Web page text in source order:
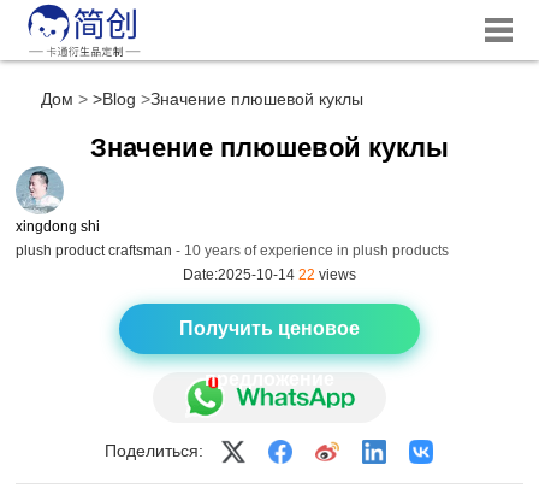
Дом >Blog Значение плюшевой куклы
Значение плюшевой куклы
xingdong shi
plush product craftsman - 10 years of experience in plush products
Date:2025-10-14 22 views
Получить ценовое
предложение
Поделиться: